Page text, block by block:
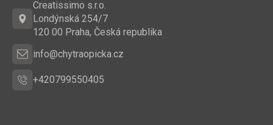
Creatissimo s.r.o.
Londýnská 254/7
120 00 Praha, Česká republika
info@chytraopicka.cz
+420799550405